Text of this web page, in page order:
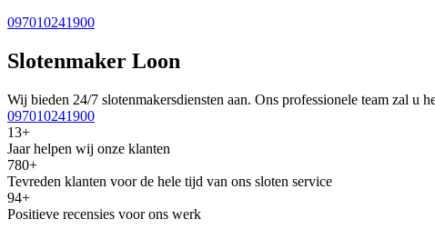
097010241900
Slotenmaker Loon
Wij bieden 24/7 slotenmakersdiensten aan. Ons professionele team zal
097010241900
13+
Jaar helpen wij onze klanten
780+
Tevreden klanten voor de hele tijd van ons sloten service
94+
Positieve recensies voor ons werk